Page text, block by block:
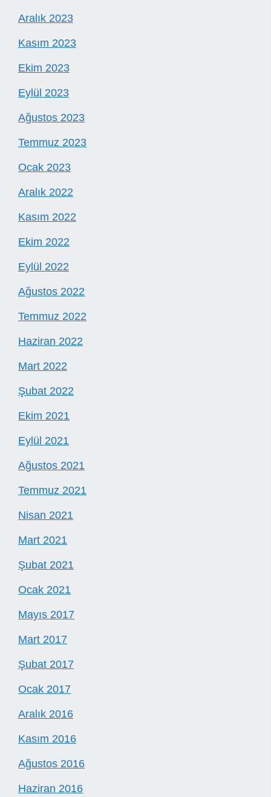
Aralık 2023
Kasım 2023
Ekim 2023
Eylül 2023
Ağustos 2023
Temmuz 2023
Ocak 2023
Aralık 2022
Kasım 2022
Ekim 2022
Eylül 2022
Ağustos 2022
Temmuz 2022
Haziran 2022
Mart 2022
Şubat 2022
Ekim 2021
Eylül 2021
Ağustos 2021
Temmuz 2021
Nisan 2021
Mart 2021
Şubat 2021
Ocak 2021
Mayıs 2017
Mart 2017
Şubat 2017
Ocak 2017
Aralık 2016
Kasım 2016
Ağustos 2016
Haziran 2016